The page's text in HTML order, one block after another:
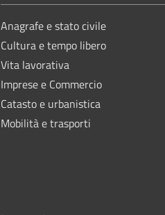
Anagrafe e stato civile
Cultura e tempo libero
Vita lavorativa
Imprese e Commercio
Catasto e urbanistica
Mobilità e trasporti